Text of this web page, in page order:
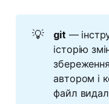
💡 git —
історію
автором і
файл